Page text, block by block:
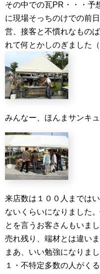
その中での瓦PR・・・予
に現場そっちのけでの前
営、接客と不慣れなもの
れて何とかしのぎました（
みんなー、ほんまサンキ
来店数は１００人までは
ないくらいになりました
とを言うお客さんもいま
売れ残り、端材とは違い
まあ、いい勉強になりまし
１・不特定多数の人がく